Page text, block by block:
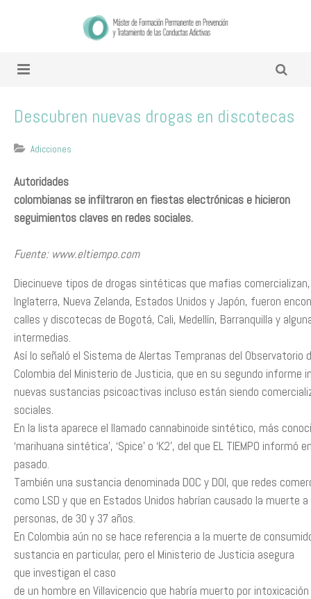
Descubren nuevas drogas en discotecas
Adicciones
Autoridades
colombianas se infiltraron en fiestas electrónicas e hicieron
seguimientos claves en redes sociales.
Fuente: www.eltiempo.com
Diecinueve tipos de drogas sintéticas que mafias
Inglaterra, Nueva Zelanda, Estados Unidos y Japón, fueron
calles y discotecas de Bogotá, Cali, Medellín, Barranquilla y
intermedias.
Así lo señaló el Sistema de Alertas Tempranas del Observatorio
Colombia del Ministerio de Justicia, que en su segundo informe
nuevas sustancias psicoactivas incluso están siendo
sociales.
En la lista aparece el llamado cannabinoide sintético, más
‘marihuana sintética’, ‘Spice’ o ‘K2’, del que EL TIEMPO informó
pasado.
También una sustancia denominada DOC y DOI, que redes
como LSD y que en Estados Unidos habrían causado la muerte
personas, de 30 y 37 años.
En Colombia aún no se hace referencia a la muerte de
sustancia en particular, pero el Ministerio de Justicia asegura
que investigan el caso
de un hombre en Villavicencio que habría muerto por